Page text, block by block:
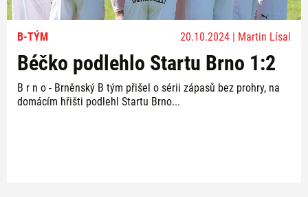
B-TÝM 20.10.2024 | Martin Lísal
Béčko podlehlo Startu Brno 1:2
B r n o - Brněnský B tým přišel o sérii zápasů bez prohry, na
domácím hřišti podlehl Startu Brno...